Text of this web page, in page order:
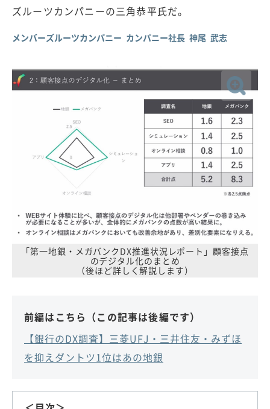
ズルーツカンパニーの三角恭平氏だ。
メンバーズルーツカンパニー カンパニー社長 神尾 武志
「第一地銀・メガバンクDX推進状況レポート」顧客接点
のデジタル化のまとめ
（後ほど詳しく解説します）
前編はこちら（この記事は後編です）
【銀行のDX調査】三菱UFJ・三井住友・みずほ
を抑えダントツ1位はあの地銀